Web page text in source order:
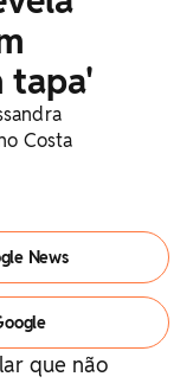
tapa'
Costa
News
que não